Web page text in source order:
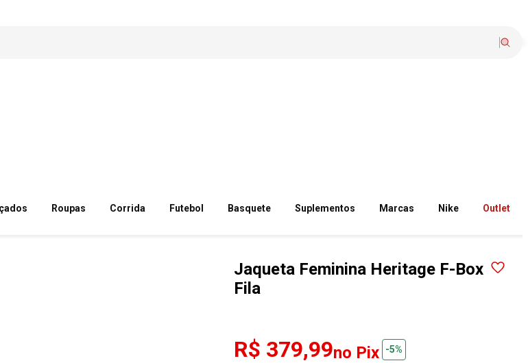
Roupas Corrida Futebol Basquete Suplementos Marcas Nike Outlet
Jaqueta Feminina Heritage F-Box
Fila
R$ 379,99no Pix -5%